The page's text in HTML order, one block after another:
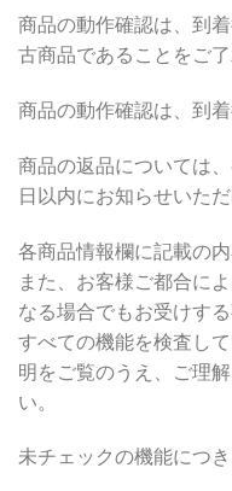
商品の動作確認は、到
古商品であることをご
商品の動作確認は、到
商品の返品については
日以内にお知らせいた
各商品情報欄に記載の
また、お客様ご都合に
なる場合でもお受けする
すべての機能を検査し
明をご覧のうえ、ご理
い。
未チェックの機能につ